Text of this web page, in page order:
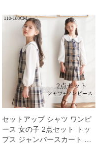
セットアップ シャツ ワンピ
ース 女の子 2点セット トッ
プス ジャンパースカート 子